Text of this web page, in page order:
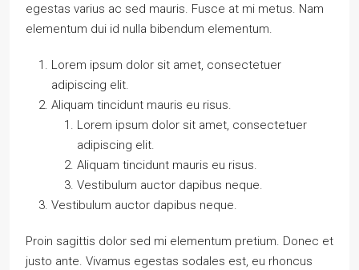
egestas varius ac sed mauris. Fusce at mi metus. Nam
elementum dui id nulla bibendum elementum.
Lorem ipsum dolor sit amet, consectetuer
adipiscing elit.
Aliquam tincidunt mauris eu risus.
Lorem ipsum dolor sit amet, consectetuer
adipiscing elit.
Aliquam tincidunt mauris eu risus.
Vestibulum auctor dapibus neque.
Vestibulum auctor dapibus neque.
Proin sagittis dolor sed mi elementum pretium. Donec et
justo ante. Vivamus egestas sodales est, eu rhoncus